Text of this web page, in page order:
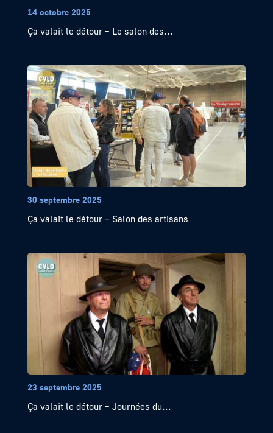
14 octobre 2025
Ça valait le détour – Le salon des...
30 septembre 2025
Ça valait le détour – Salon des artisans
23 septembre 2025
Ça valait le détour – Journées du...